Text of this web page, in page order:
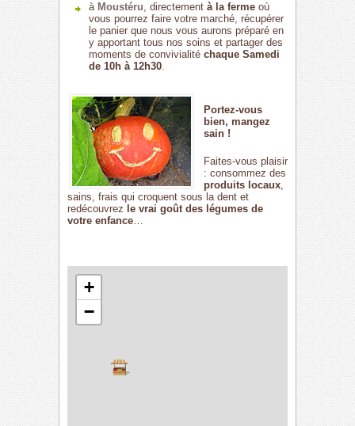
à Moustéru, directement à la ferme où
vous pourrez faire votre marché, récupérer
le panier que nous vous aurons préparé en
y apportant tous nos soins et partager des
moments de convivialité chaque Samedi
de 10h à 12h30.
Portez-vous
bien, mangez
sain !
Faites-vous plaisir
: consommez des
produits locaux,
sains, frais qui croquent sous la dent et
redécouvrez le vrai goût des légumes de
votre enfance…
+
−